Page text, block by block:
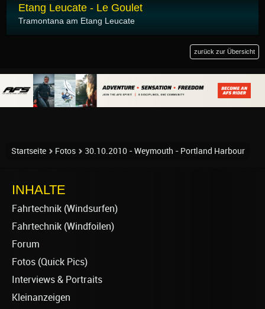
Etang Leucate - Le Goulet
Tramontana am Etang Leucate
zurück zur Übersicht
Startseite Fotos 30.10.2010 - Weymouth - Portland Harbour
INHALTE
Fahrtechnik (Windsurfen)
Fahrtechnik (Windfoilen)
Forum
Fotos (Quick Pics)
Interviews & Portraits
Kleinanzeigen